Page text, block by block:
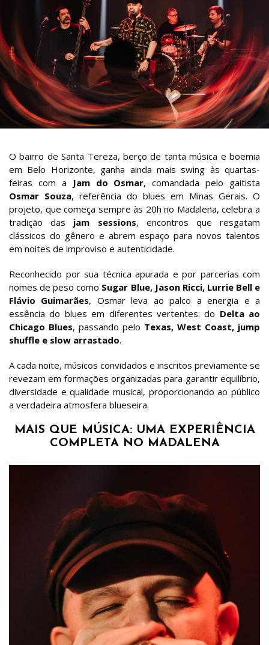
O bairro de Santa Tereza, berço de tanta música e boemia
em Belo Horizonte, ganha ainda mais swing às quartas-
feiras com a
Jam do Osmar, comandada pelo gaitista
Osmar Souza, referência do blues em Minas Gerais. O
projeto, que começa sempre às 20h no Madalena, celebra a
tradição das jam sessions, encontros que resgatam
clássicos do gênero e abrem espaço para novos talentos
em noites de improviso e autenticidade.
Reconhecido por sua técnica apurada e por parcerias com
nomes de peso como Sugar Blue, Jason Ricci, Lurrie Bell e
Flávio Guimarães, Osmar leva ao palco a energia e a
essência do blues em diferentes vertentes: do Delta ao
Chicago Blues, passando pelo Texas, West Coast, jump
shuffle e slow arrastado.
A cada noite, músicos convidados e inscritos previamente se
revezam em formações organizadas para garantir equilíbrio,
diversidade e qualidade musical, proporcionando ao público
a verdadeira atmosfera blueseira.
MAIS QUE MÚSICA: UMA EXPERIÊNCIA
COMPLETA NO MADALENA